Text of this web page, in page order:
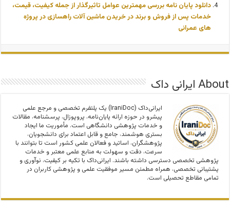
دانلود پایان نامه بررسی مهمترین عوامل تاثیرگذار از جمله کیفیت، قیمت،
خدمات پس از فروش و برند در خریدن ماشین آلات راهسازی در پروژه
های عمرانی
About ایرانی داک
ایرانی‌داک (IraniDoc) یک پلتفرم تخصصی و مرجع علمی
پیشرو در حوزه ارائه پایان‌نامه، پروپوزال، پرسشنامه، مقالات
و خدمات پژوهشی دانشگاهی است. مأموریت ما ایجاد
بستری هوشمند، جامع و قابل اعتماد برای دانشجویان،
پژوهشگران، اساتید و فعالان علمی کشور است تا بتوانند با
سرعت، دقت و سهولت به منابع علمی معتبر و خدمات
پژوهشی تخصصی دسترسی داشته باشند. ایرانی‌داک با تکیه بر کیفیت، نوآوری و
پشتیبانی تخصصی، همراه مطمئن مسیر موفقیت علمی و پژوهشی کاربران در
تمامی مقاطع تحصیلی است.